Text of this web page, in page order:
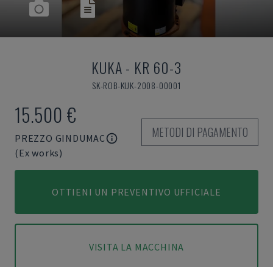
KUKA- KR 60-3
SK-ROB-KUK-2008-00001
15.500 €
PREZZO GINDUMAC
(Ex works)
METODI DI PAGAMENTO
OTTIENI UN PREVENTIVO UFFICIALE
VISITA LA MACCHINA